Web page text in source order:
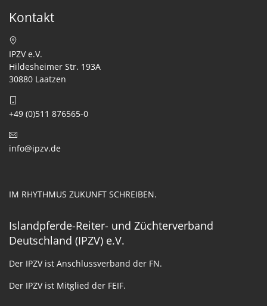
Kontakt
IPZV e.V.
Hildesheimer Str. 193A
30880 Laatzen
+49 (0)511 876565-0
info@ipzv.de
IM RHYTHMUS ZUKUNFT SCHREIBEN.
Islandpferde-Reiter- und Züchterverband
Deutschland (IPZV) e.V.
Der IPZV ist Anschlussverband der FN.
Der IPZV ist Mitglied der FEIF.